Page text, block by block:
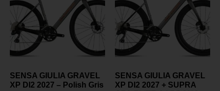
SENSA GIULIA GRAVEL
XP DI2 2027 – Polish Gris
SENSA GIULIA GRAVEL
XP DI2 2027 + SUPRA